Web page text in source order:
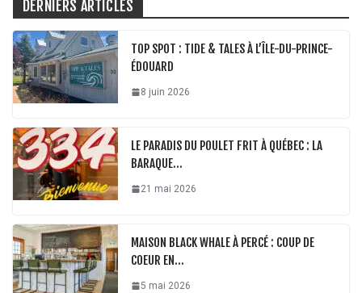
DERNIERS ARTICLES
TOP SPOT : TIDE & TALES À L’ÎLE-DU-PRINCE-
ÉDOUARD
8 juin 2026
LE PARADIS DU POULET FRIT À QUÉBEC : LA
BARAQUE…
21 mai 2026
MAISON BLACK WHALE À PERCÉ : COUP DE
COEUR EN…
5 mai 2026